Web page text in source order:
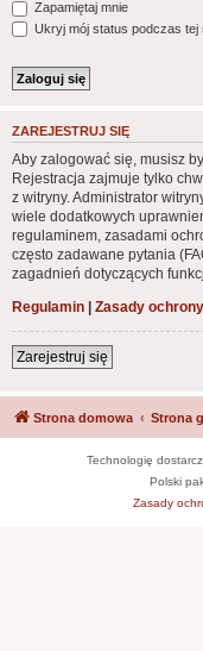
Zapamiętaj mnie
Ukryj mój status podczas tej
ZAREJESTRUJ SIĘ
Aby zalogować się, musisz
Rejestracja zajmuje tylko
z witryny. Administrator
wiele dodatkowych
regulaminem, zasadami
często zadawane pytania
zagadnień dotyczących
Regulamin | Zasady
Zarejestruj się
Strona domowa Strona
Technologię
Polski
Zasady